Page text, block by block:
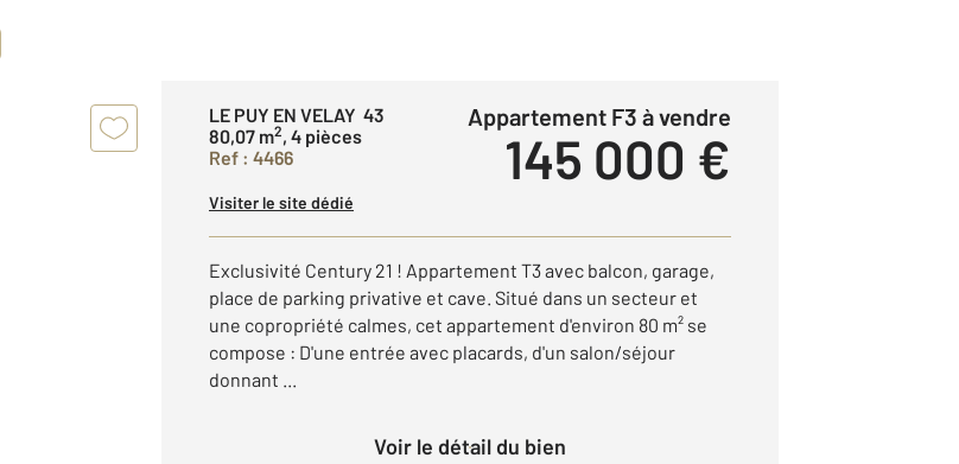
LE PUY EN VELAY 43
80,07 m2, 4 pièces
Ref : 4466
Appartement F3 à vendre
145 000 €
Visiter le site dédié
Exclusivité Century 21 ! Appartement T3 avec balcon, garage,
place de parking privative et cave. Situé dans un secteur et
une copropriété calmes, cet appartement d'environ 80 m² se
compose : D'une entrée avec placards, d'un salon/séjour
donnant ...
Voir le détail du bien